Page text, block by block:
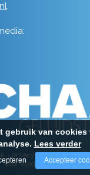
- privacy - algemene
door Vanderperk Groep
gebruik van
Lees verder
Accepteer